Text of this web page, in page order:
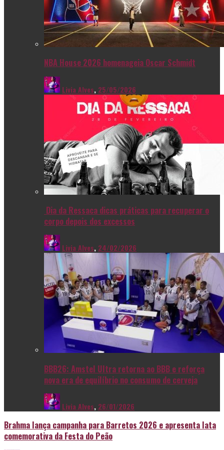
NBA House 2026 homenageia Oscar Schmidt
Livia Alves, 25/05/2026
Dia da Ressaca dicas práticas para recuperar o
corpo depois dos excessos
Livia Alves, 24/02/2026
BBB26: Amstel Ultra retorna ao BBB e reforça
nova era de equilíbrio no consumo de cerveja
Livia Alves, 26/01/2026
Brahma lança campanha para Barretos 2026 e apresenta lata
comemorativa da Festa do Peão